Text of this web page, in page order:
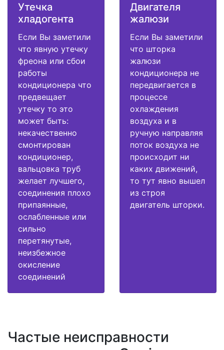
Утечка
хладогента
Если Вы заметили
что явную утечку
фреона или сбои
работы
кондиционера что
предвещает
утечку то это
может быть:
некачественно
смонтирован
кондиционер,
вальцовка труб
желает лучшего,
соединения плохо
припаянные,
ослабленные или
сильно
перетянутые,
неизбежное
окисление
соединений
Двигателя
жалюзи
Если Вы заметили
что шторка
жалюзи
кондиционера не
передвигается в
процессе
охлаждения
воздуха и в
ручную направляя
поток воздуха не
происходит ни
каких движений,
то тут явно вышел
из строя
двигатель шторки.
Частые неисправности